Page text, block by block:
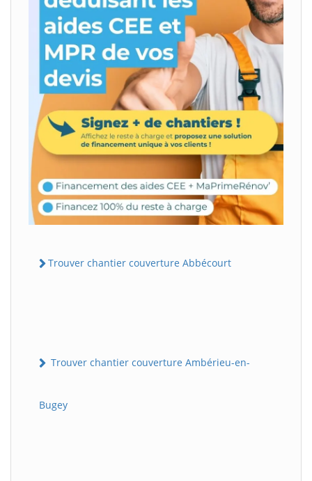
Trouver chantier couverture Abbécourt
Trouver chantier couverture Ambérieu-en-
Bugey